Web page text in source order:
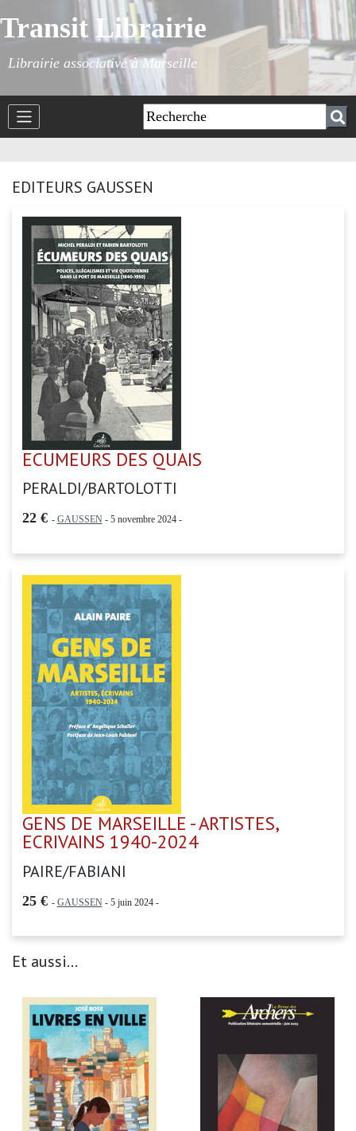
Transit Librairie
Librairie associative à Marseille
EDITEURS GAUSSEN
ECUMEURS DES QUAIS
PERALDI/BARTOLOTTI
22 € - GAUSSEN- 5 novembre 2024 -
GENS DE MARSEILLE - ARTISTES,
ECRIVAINS 1940-2024
PAIRE/FABIANI
25 € - GAUSSEN- 5 juin 2024 -
Et aussi...